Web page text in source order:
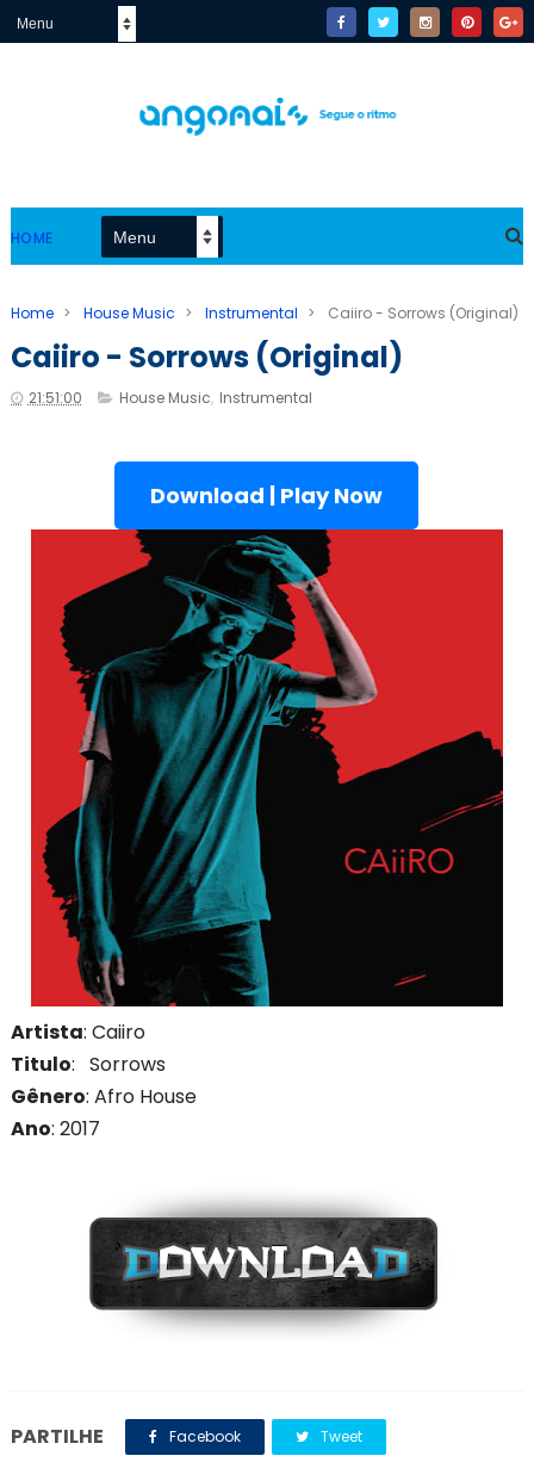
HOME
Home > House Music > Instrumental > Caiiro - Sorrows (Original)
Caiiro - Sorrows (Original)
21:51:00 House Music, Instrumental
Download | Play Now
Artista: Caiiro
Titulo: Sorrows
Gênero: Afro House
Ano: 2017
PARTILHE Facebook Tweet